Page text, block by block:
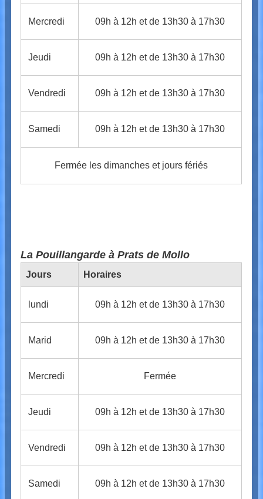
Mercredi 09h à 12h et de 13h30 à 17h30
Jeudi 09h à 12h et de 13h30 à 17h30
Vendredi 09h à 12h et de 13h30 à 17h30
Samedi 09h à 12h et de 13h30 à 17h30
Fermée les dimanches et jours fériés
La Pouillangarde à Prats de Mollo
Jours Horaires
lundi 09h à 12h et de 13h30 à 17h30
Marid 09h à 12h et de 13h30 à 17h30
Mercredi Fermée
Jeudi 09h à 12h et de 13h30 à 17h30
Vendredi 09h à 12h et de 13h30 à 17h30
Samedi 09h à 12h et de 13h30 à 17h30